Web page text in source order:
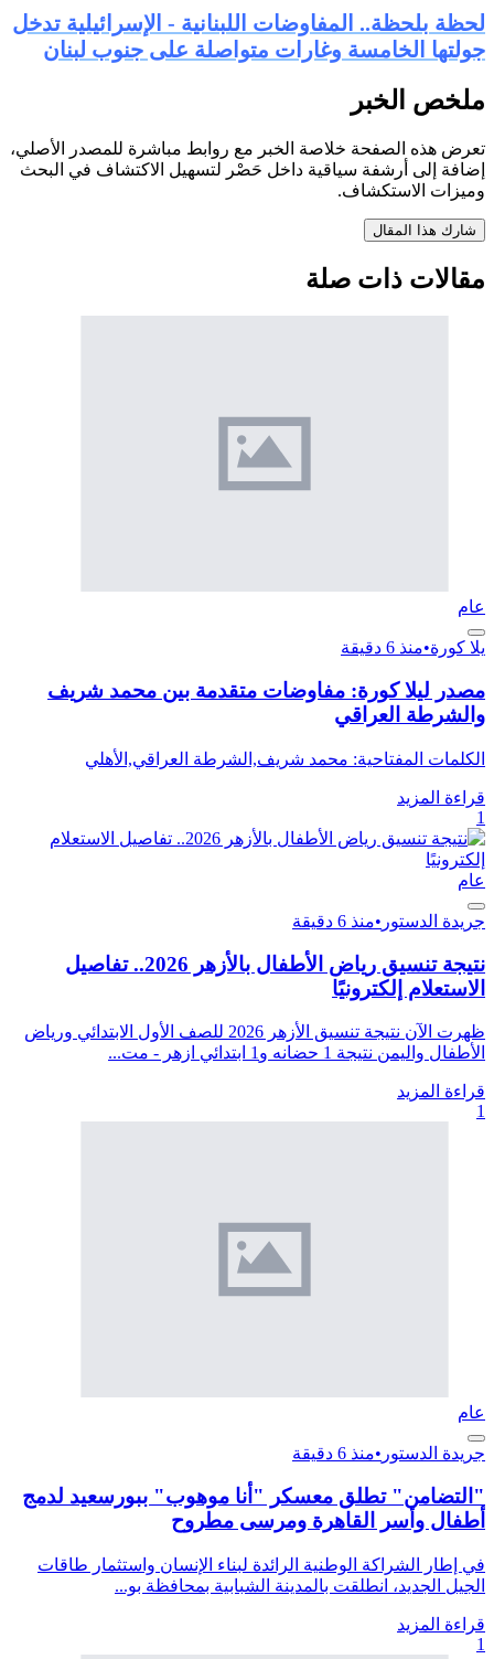
لحظة بلحظة.. المفاوضات اللبنانية - الإسرائيلية تدخل
جولتها الخامسة وغارات متواصلة على جنوب لبنان
ملخص الخبر
تعرض هذه الصفحة خلاصة الخبر مع روابط مباشرة للمصدر الأصلي،
إضافة إلى أرشفة سياقية داخل حَصْر لتسهيل الاكتشاف في البحث
وميزات الاستكشاف.
شارك هذا المقال
مقالات ذات صلة
عام
يلا كورة•منذ 6 دقيقة
مصدر ليلا كورة: مفاوضات متقدمة بين محمد شريف
والشرطة العراقي
الكلمات المفتاحية: محمد شريف,الشرطة العراقي,الأهلي
قراءة المزيد
1
عام
جريدة الدستور •منذ 6 دقيقة
نتيجة تنسيق رياض الأطفال بالأزهر 2026.. تفاصيل
الاستعلام إلكترونيًا
ظهرت الآن نتيجة تنسيق الأزهر 2026 للصف الأول الابتدائي ورياض
الأطفال واليمن نتيجة 1 حضانه و1 ابتدائي ازهر - مت...
قراءة المزيد
1
عام
جريدة الدستور •منذ 6 دقيقة
"التضامن" تطلق معسكر "أنا موهوب" ببورسعيد لدمج
أطفال وأسر القاهرة ومرسى مطروح
في إطار الشراكة الوطنية الرائدة لبناء الإنسان واستثمار طاقات
الجيل الجديد، انطلقت بالمدينة الشبابية بمحافظة بو...
قراءة المزيد
1